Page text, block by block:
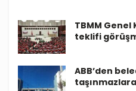
TBMM
teklifi
ABB’den